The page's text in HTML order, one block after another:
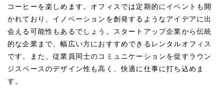
コーヒーを楽しめます。オフィスでは定期的にイベントも開
かれており、イノベーションを創発するようなアイデアに出
会える可能性もあるでしょう。スタートアップ企業から伝統
的な企業まで、幅広い方におすすめできるレンタルオフィス
です。また、従業員同士のコミュニケーションを促すラウン
ジスペースのデザイン性も高く、快適に仕事に打ち込めま
す。